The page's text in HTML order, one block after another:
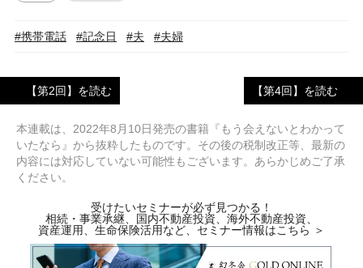
#携帯電話 #記念日 #夫 #夫婦
【第2回】を読む 【第4回】を読む
本連載は、2022年8月10日発売の書籍『もう会えないとわかって
いたなら』から抜粋したものです。その後の税制改正等、最新の
内容には対応していない可能性もございます。あらかじめご了承
ください。
受けたいセミナーが必ず見つかる！
相続・事業承継、国内不動産投資、海外不動産投資、
資産運用、生命保険活用など、セミナー情報はこちら ＞